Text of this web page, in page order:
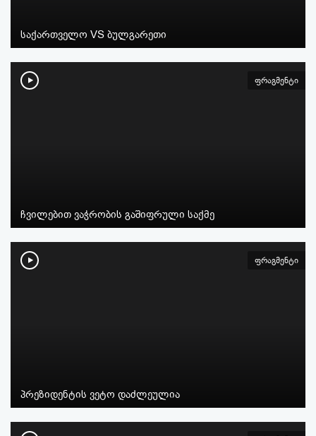
საქართველო VS ბულგარეთი
ფრაგმენტი
ჩვილებით ვაჭრობის გაშიფრული საქმე
ფრაგმენტი
პრეზიდენტის ვეტო დაძლეულია